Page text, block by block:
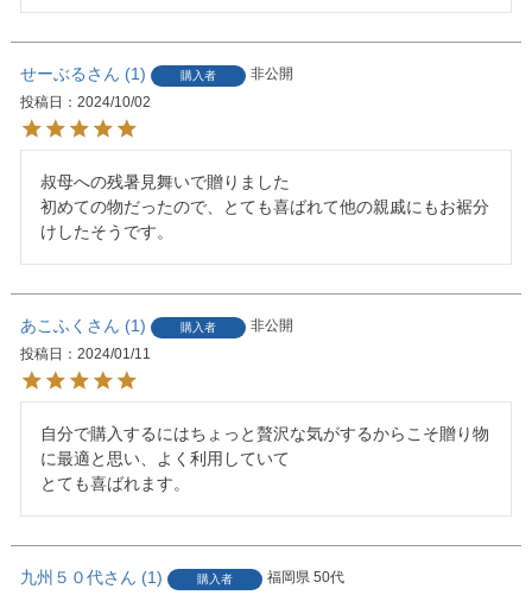
せーぶる 1 購入者
非公開
投稿日
2024/10/02
叔母への残暑見舞いで贈りました
初めての物だったので、とても喜ばれて他の親戚にもお裾分
けしたそうです。
あこふく 1 購入者
非公開
投稿日
2024/01/11
自分で購入するにはちょっと贅沢な気がするからこそ贈り物
に最適と思い、よく利用していて
とても喜ばれます。
九州５０代 1 購入者 福岡県 50代